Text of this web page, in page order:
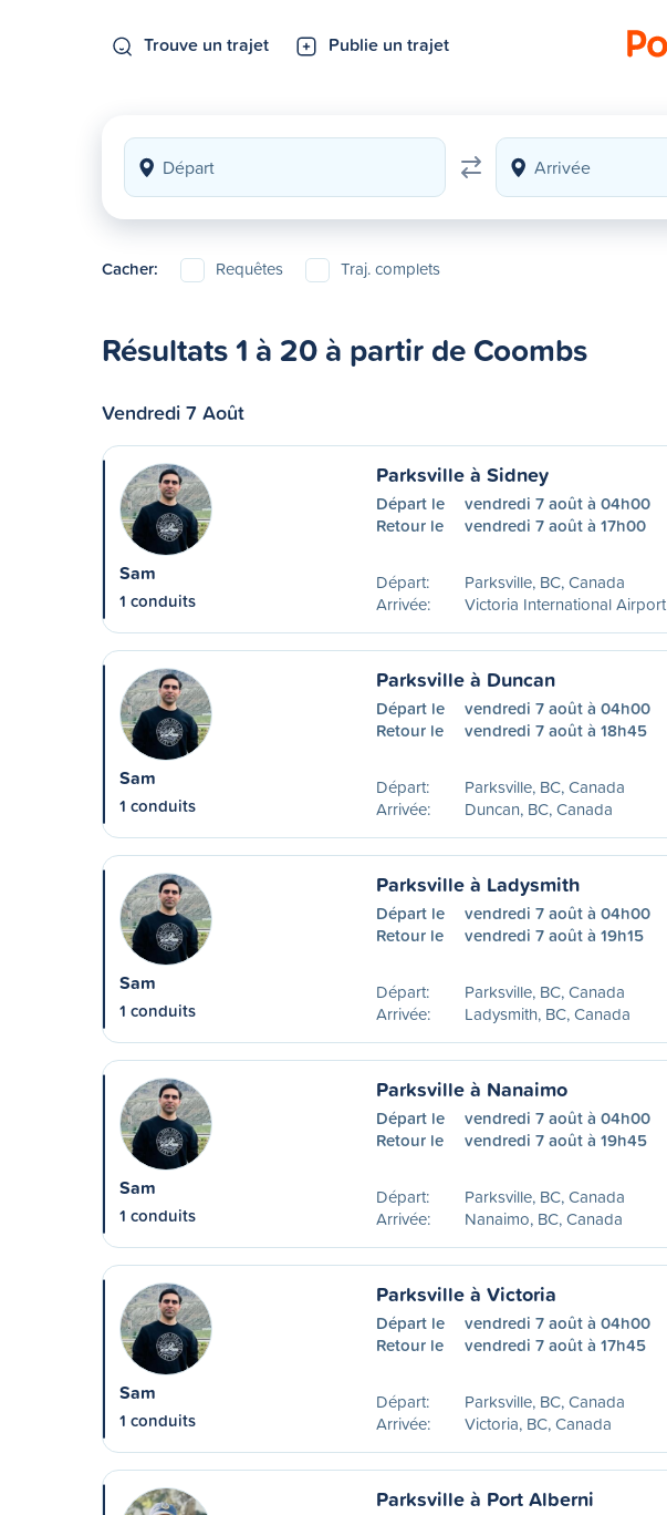
Trouve un trajet Publie un trajet
Cacher: Requêtes Traj. complets
Résultats 1 à 20 à partir de Coombs
Vendredi 7 Août
Sam
1 conduits
Parksville à Sidney
Départ le
vendredi 7 août à 04h00
Retour le
vendredi 7 août à 17h00
Départ:
Parksville, BC, Canada
Arrivée:
Victoria International Airport
Sam
1 conduits
Parksville à Duncan
Départ le
vendredi 7 août à 04h00
Retour le
vendredi 7 août à 18h45
Départ:
Parksville, BC, Canada
Arrivée:
Duncan, BC, Canada
Sam
1 conduits
Parksville à Ladysmith
Départ le
vendredi 7 août à 04h00
Retour le
vendredi 7 août à 19h15
Départ:
Parksville, BC, Canada
Arrivée:
Ladysmith, BC, Canada
Sam
1 conduits
Parksville à Nanaimo
Départ le
vendredi 7 août à 04h00
Retour le
vendredi 7 août à 19h45
Départ:
Parksville, BC, Canada
Arrivée:
Nanaimo, BC, Canada
Sam
1 conduits
Parksville à Victoria
Départ le
vendredi 7 août à 04h00
Retour le
vendredi 7 août à 17h45
Départ:
Parksville, BC, Canada
Arrivée:
Victoria, BC, Canada
Parksville à Port Alberni